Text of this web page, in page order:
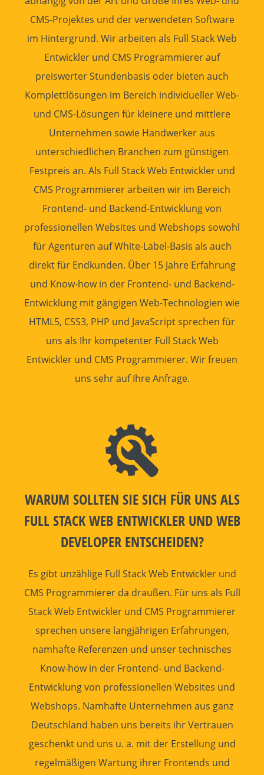
CMS-Projektes und der verwendeten Software
im Hintergrund. Wir arbeiten als Full StackWeb
Entwickler und CMS Programmiererauf
preiswerter Stundenbasis oder bieten auch
Komplettlösungen im Bereich individueller Web-
und CMS-Lösungen für kleinere und mittlere
Unternehmen sowie Handwerker aus
unterschiedlichen Branchen zum günstigen
Festpreis an. Als Full StackWeb Entwicklerund
CMS Programmiererarbeiten wir im Bereich
Frontend- und Backend-Entwicklung von
professionellen Websites und Webshops sowohl
für Agenturen auf White-Label-Basis als auch
direkt für Endkunden. Über 15 Jahre Erfahrung
und Know-how in der Frontend- und Backend-
Entwicklung mit gängigen Web-Technologien wie
HTML5, CSS3, PHP und JavaScript sprechen für
uns als Ihr kompetenter Full StackWeb
Entwickler und CMS Programmierer. Wir freuen
uns sehr auf IhreAnfrage.
WARUM SOLLTEN SIE SICH FÜR UNS ALS
FULL STACKWEB ENTWICKLERUND WEB
DEVELOPER ENTSCHEIDEN?
Es gibt unzählige Full StackWeb Entwicklerund
CMS Programmiererda draußen. Für uns als Full
StackWeb Entwickler und CMS Programmierer
sprechen unsere langjährigen Erfahrungen,
namhafte Referenzen und unser technisches
Know-how in der Frontend- und Backend-
Entwicklung von professionellen Websites und
Webshops. Namhafte Unternehmen aus ganz
Deutschland haben uns bereits ihr Vertrauen
geschenkt und uns u. a. mit der Erstellungund
regelmäßigen Wartungihrer Frontends und